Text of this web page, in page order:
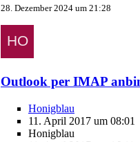
28. Dezember 2024 um 21:28
Outlook per IMAP
Honigblau
11. April 2017 um 08:01
Honigblau